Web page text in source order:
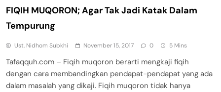
FIQIH MUQORON; Agar Tak Jadi Katak Dalam
Tempurung
Ust. Nidhom Subkhi November 15, 2017 0 5 Mins
Tafaqquh.com – Fiqih muqoron berarti mengkaji fiqih
dengan cara membandingkan pendapat-pendapat yang ada
dalam masalah yang dikaji. Fiqih muqoron tidak hanya